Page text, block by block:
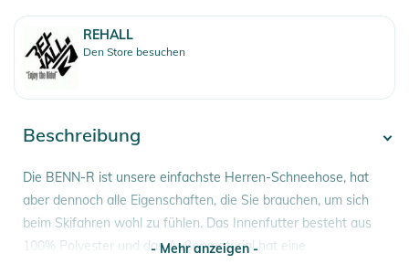
REHALL
Den Store besuchen
Beschreibung
Die BENN-R ist unsere einfachste Herren-Schneehose, hat
aber dennoch alle Eigenschaften, die Sie brauchen, um sich
beim Skifahren wohl zu fühlen. Das Innenfutter besteht aus
100% Polyester und das Außenmaterial hat eine
- Mehr anzeigen -